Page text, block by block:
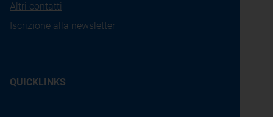
Altri contatti
Iscrizione alla newsletter
QUICKLINKS